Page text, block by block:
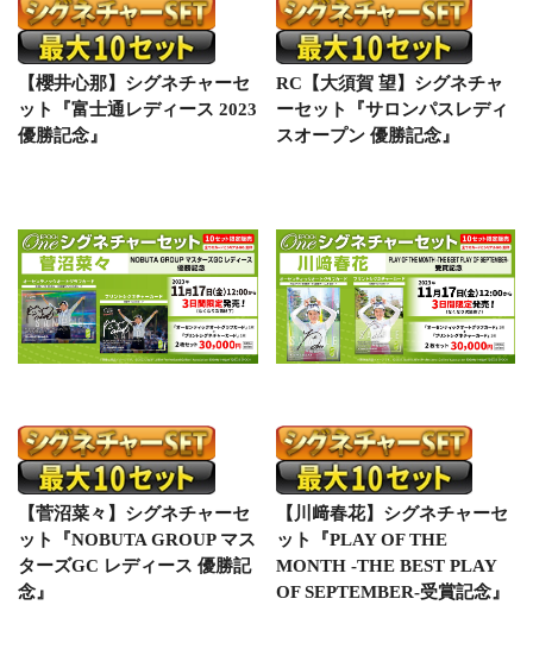
【櫻井心那】シグネチャーセ
ット『富士通レディース 2023
優勝記念』
RC【大須賀 望】シグネチャ
ーセット『サロンパスレディ
スオープン 優勝記念』
【菅沼菜々】シグネチャーセ
ット『NOBUTA GROUP マス
ターズGC レディース 優勝記
念』
【川﨑春花】シグネチャーセ
ット『PLAY OF THE
MONTH -THE BEST PLAY
OF SEPTEMBER-受賞記念』